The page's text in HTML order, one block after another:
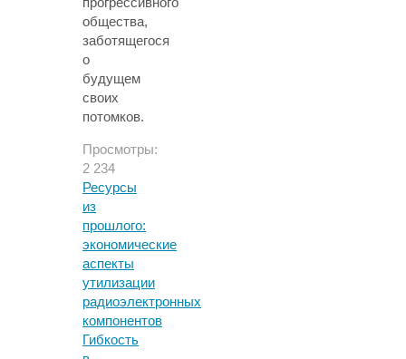
общества,
заботящегося
о
будущем
своих
потомков.
Просмотры:
2 234
Ресурсы
из
прошлого:
экономические
аспекты
утилизации
радиоэлектронных
компонентов
Гибкость